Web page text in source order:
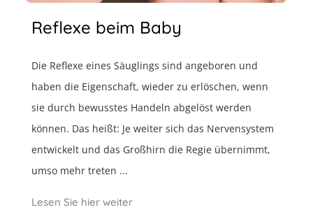
Reflexe beim Baby
Die Reflexe eines Säuglings sind angeboren und
haben die Eigenschaft, wieder zu erlöschen, wenn
sie durch bewusstes Handeln abgelöst werden
können. Das heißt: Je weiter sich das Nervensystem
entwickelt und das Großhirn die Regie übernimmt,
umso mehr treten ...
Lesen Sie hier weiter